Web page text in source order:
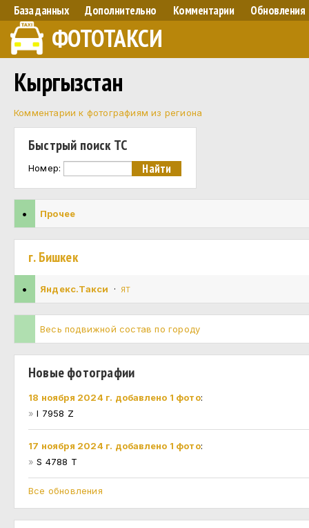
База данных Дополнительно Комментарии Обновления
ФОТОТАКСИ
Кыргызстан
Комментарии к фотографиям из региона
Быстрый поиск ТС
Номер:
• Прочее
г. Бишкек
• Яндекс.Такси · ЯТ
Весь подвижной состав по городу
Новые фотографии
18 ноября 2024 г. добавлено 1 фото:
»I 7958 Z
17 ноября 2024 г. добавлено 1 фото:
»S 4788 T
Все обновления